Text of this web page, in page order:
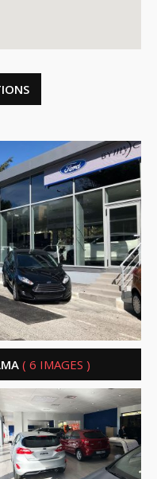
( 6 IMAGES )